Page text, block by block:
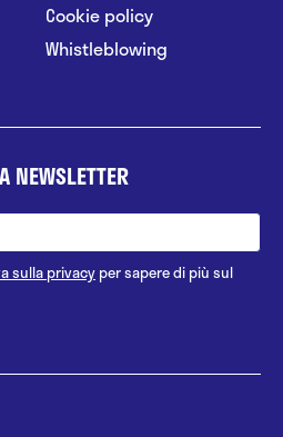
Cookie policy
Whistleblowing
NEWSLETTER
sulla privacyper sapere di più sul